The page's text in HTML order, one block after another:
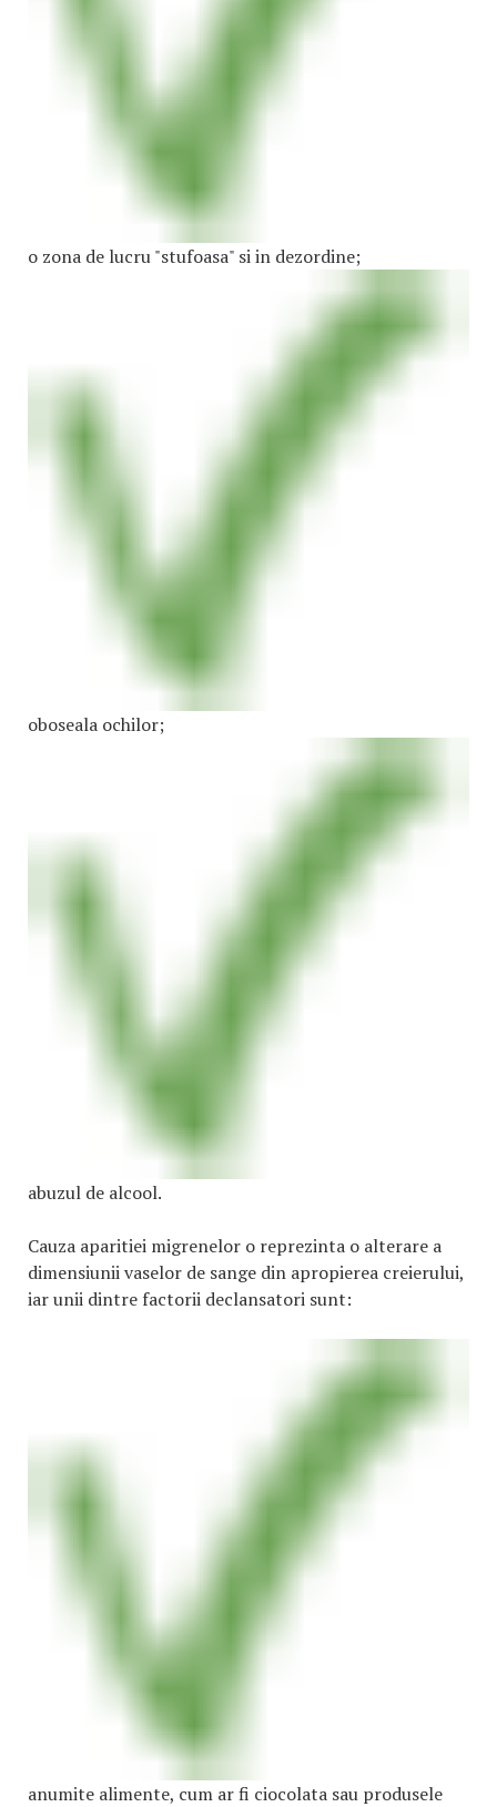
o zona de lucru "stufoasa" si in dezordine;
oboseala ochilor;
abuzul de alcool.
Cauza aparitiei migrenelor o reprezinta o alterare a
dimensiunii vaselor de sange din apropierea creierului,
iar unii dintre factorii declansatori sunt:
anumite alimente, cum ar fi ciocolata sau produsele